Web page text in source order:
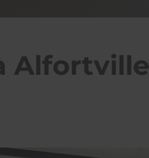
Alfortville